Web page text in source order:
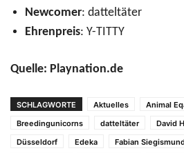
Newcomer: datteltäter
Ehrenpreis: Y-TITTY
Quelle: Playnation.de
SCHLAGWORTE Aktuelles
Animal
Breedingunicorns
datteltäter David
Düsseldorf
Edeka Fabian